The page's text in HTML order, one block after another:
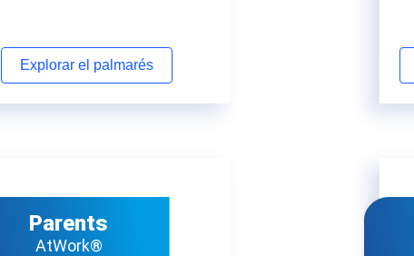
Explorar el palmarés
Parents
AtWork®